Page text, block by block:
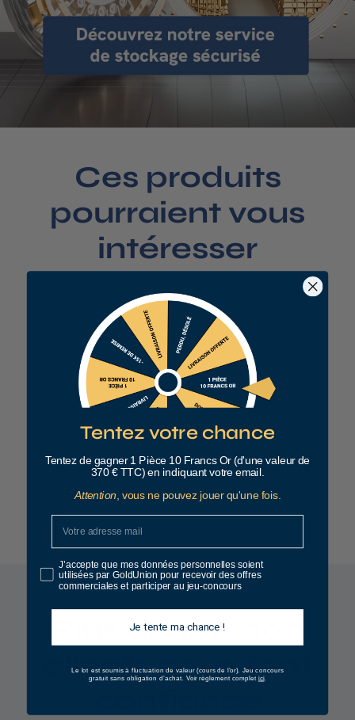
Ces produits
pourraient vous
intéresser
0
,
0
0
€
Voir le produit
Plus de 100 000
clients nous font
Tentez votre chance
Tentez de gagner 1 Pièce 10 Francs Or (d'une valeur de
370 € TTC) en indiquant votre email.
Attention , vous ne pouvez jouer qu'une fois.
J’accepte que mes données personnelles soient
utilisées par GoldUnion pour recevoir des offres
commerciales et participer au jeu-concours
Je tente ma chance !
Le lot est soumis à fluctuation de valeur (cours de l’or). Jeu concours
gratuit sans obligation d’achat. Voir règlement complet ici.